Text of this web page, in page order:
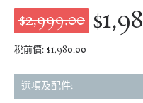
$2,999.00
稅前價: $1,980.00
選項及配件: